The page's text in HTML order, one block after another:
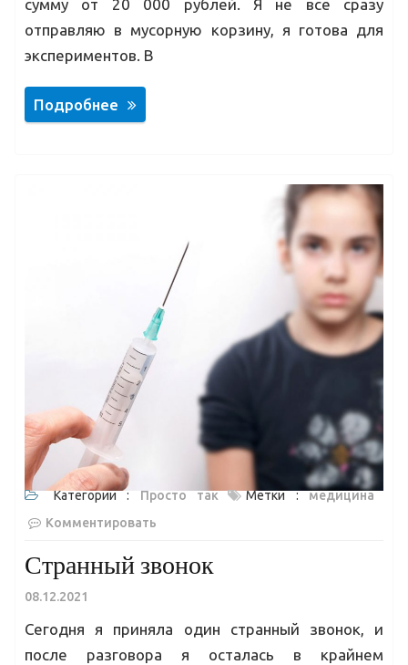
сумму от 20 000 рублей. Я не все сразу
отправляю в мусорную корзину, я готова для
экспериментов. В
Подробнее
Категории : Просто так Метки :медицина
Комментировать
Странный звонок
08.12.2021
Сегодня я приняла один странный звонок, и
после разговора я осталась в крайнем